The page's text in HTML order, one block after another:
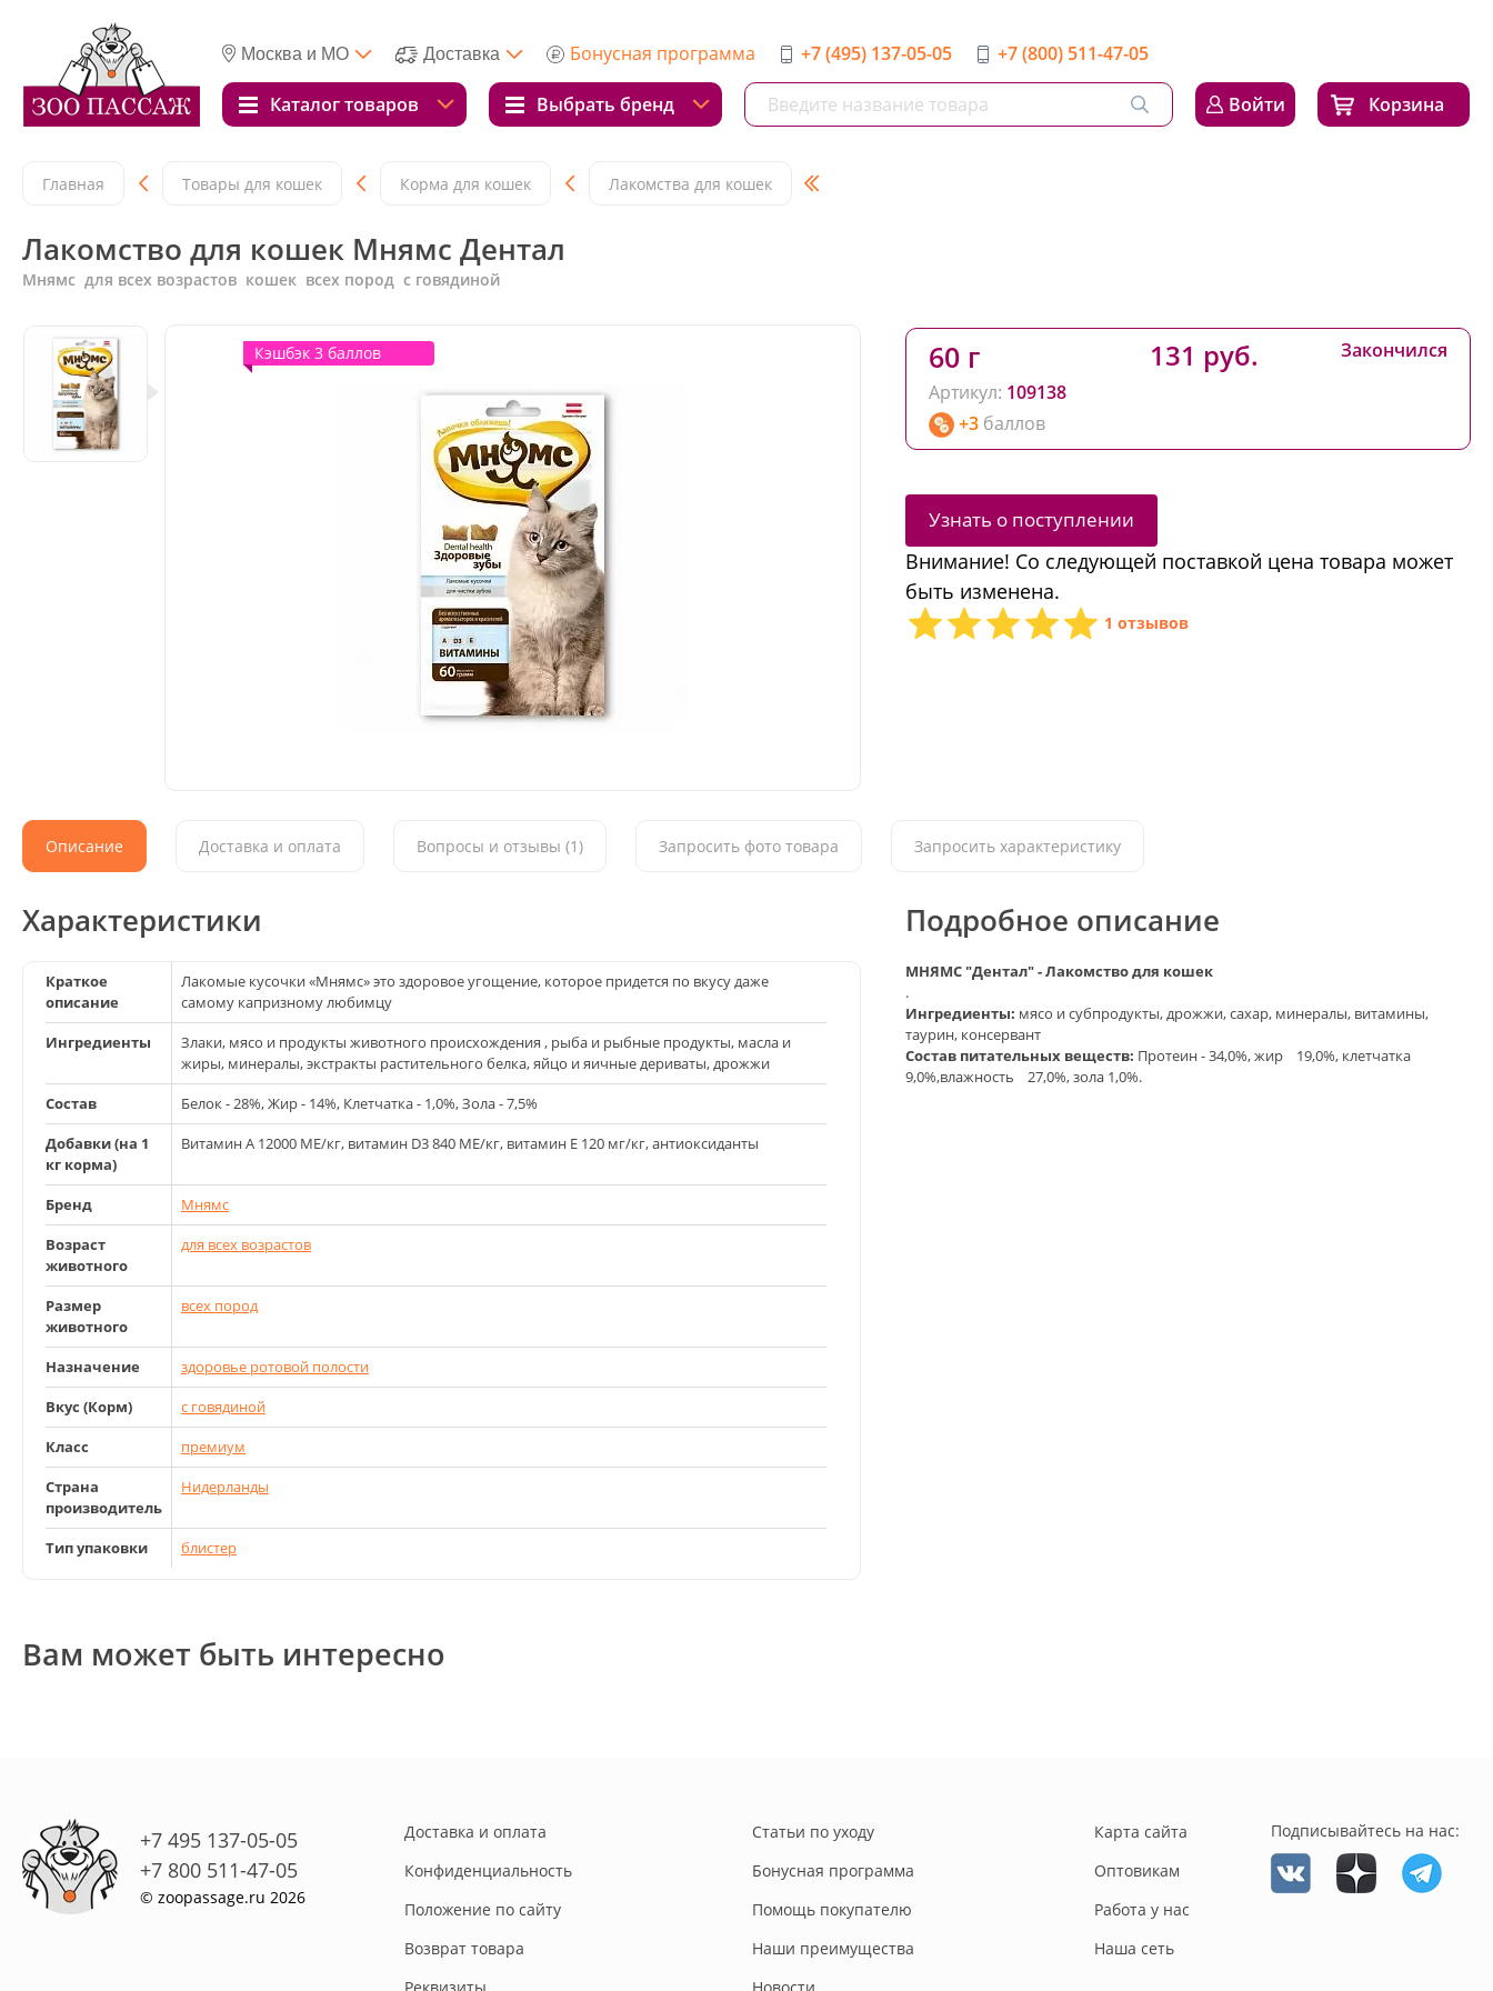
Москва и МО Доставка Бонусная программа +7 (495) 137-05-05 +7 (800) 511-47-05
Каталог товаров Выбрать бренд Войти Корзина
Главная Товары для кошек Корма для кошек Лакомства для кошек
Лакомство для кошек Мнямс Дентал
Мнямс для всех возрастов кошек всех пород с говядиной
Кэшбэк 3 баллов 60 г
Артикул: 109138
+3 баллов
131 руб. Закончился
Узнать о поступлении
Внимание! Со следующей поставкой цена товара может
быть изменена.
1 отзывов
Описание Доставка и оплата Вопросы и отзывы (1) Запросить фото товара Запросить характеристику
Характеристики
Краткое
описание
Лакомые кусочки «Мнямс» это здоровое угощение, которое придется по вкусу даже
самому капризному любимцу
Ингредиенты
Злаки, мясо и продукты животного происхождения , рыба и рыбные продукты, масла и
жиры, минералы, экстракты растительного белка, яйцо и яичные дериваты, дрожжи
Состав
Белок - 28%, Жир - 14%, Клетчатка - 1,0%, Зола - 7,5%
Добавки (на 1
кг корма)
Витамин А 12000 ME/кг, витамин D3 840 ME/кг, витамин Е 120 мг/кг, антиоксиданты
Бренд
Мнямс
Возраст
животного
для всех возрастов
Размер
животного
всех пород
Назначение
здоровье ротовой полости
Вкус (Корм)
с говядиной
Класс
премиум
Страна
производитель
Нидерланды
Тип упаковки блистер
Подробное описание
МНЯМС "Дентал" - Лакомство для кошек
.
Ингредиенты: мясо и субпродукты, дрожжи, сахар, минералы, витамины,
таурин, консервант
Состав питательных веществ: Протеин - 34,0%, жир 19,0%, клетчатка
9,0%,влажность 27,0%, зола 1,0%.
Вам может быть интересно
+7 495 137-05-05
+7 800 511-47-05
© zoopassage.ru 2026
Доставка и оплата
Конфиденциальность
Положение по сайту
Возврат товара
Статьи по уходу
Бонусная программа
Помощь покупателю
Наши преимущества
Карта сайта
Оптовикам
Работа у нас
Наша сеть
Подписывайтесь на нас: